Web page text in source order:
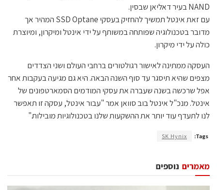
NAND בעיר דאליאן שבסין.
עם זאת אינטל תמשיך להחזיק בעסקי SSD Optane המהיר אך
מדובר בטכנולוגיה שפותחה במשותף על ידי אינטל ומיקרון, ומיוצרת
כולה על ידי מיקרון.
העסקה ממתינה לאישור רגולטורים ברחבי העולם ושני הצדדים
מצפים שהיא תיסגר עד סוף השנה הבאה. היא גם מגיעה בעקבות אחר
אפל שרכשה בשנה שעברה את עסקי המודמים הסמארטפונים של
אינטל. מנכ"ל אינטל בוב סוואן אמר "עבור אינטל, עסקה זו תאפשר
לנו לתעדף עוד יותר את ההשקעות שלנו בטכנולוגיות מובילות."
Tags:
SK Hynix
נוספים מאמרים